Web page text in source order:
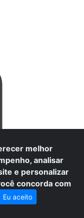
melhor
analisar
e personalizar
concorda com
Eu aceito